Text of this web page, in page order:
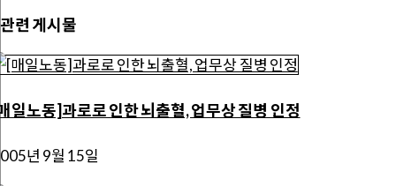
관련 게시물
일노동]과로로 인한 뇌출혈, 업무상 질병 인정
년 9월 15일